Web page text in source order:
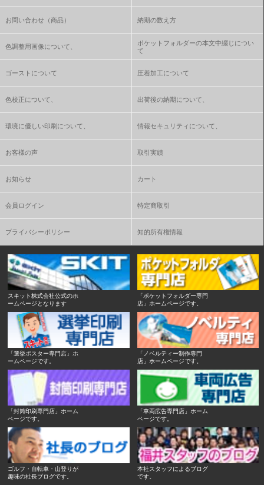
お問い合わせ（商品） 納期の数え方
色調整用画像について、
ポケットフォルダーの本文中綴じについ
て
ゴーストについて 圧着加工について
色校正について、 出荷後の納期について、
環境に優しい印刷について、 情報セキュリティについて、
お客様の声 取引実績
お知らせ カート
会員ログイン 特定商取引
プライバシーポリシー 知的所有権情報
スキット株式会社公式のホ
ームページとなります
「ポケットフォルダー専門
店」ホームページです。
「選挙ポスター専門店」ホ
ームページです。
「ノベルティー制作専門
店」ホームページです。
「封筒印刷専門店」ホーム
ページです。
「車両広告専門店」ホーム
ページです。
ゴルフ・自転車・山登りが
趣味の社長ブログです。
本社スタッフによるブログ
です。